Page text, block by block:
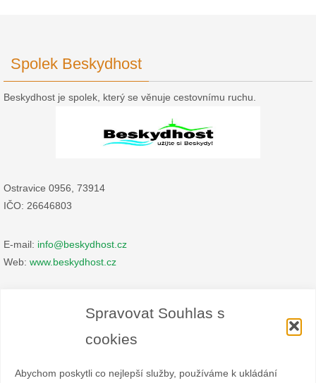
Spravovat Souhlas s
cookies
Abychom poskytli co nejlepší služby, používáme k ukládání
Spolek Beskydhost
Beskydhost je spolek, který se věnuje cestovnímu ruchu.
Ostravice 0956, 73914
IČO: 26646803
E-mail: info@beskydhost.cz
Web: www.beskydhost.cz